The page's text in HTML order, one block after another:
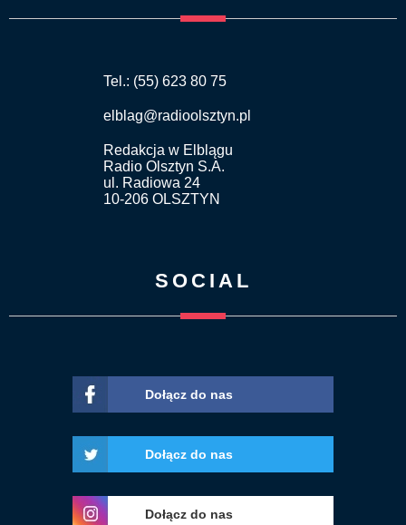
Tel.: (55) 623 80 75
elblag@radioolsztyn.pl
Redakcja w Elblągu
Radio Olsztyn S.A.
ul. Radiowa 24
10-206 OLSZTYN
SOCIAL
Dołącz do nas
Dołącz do nas
Dołącz do nas